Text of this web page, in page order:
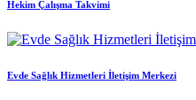
Hekim Çalışma Takvimi
Evde Sağlık Hizmetleri İletişim Merkezi